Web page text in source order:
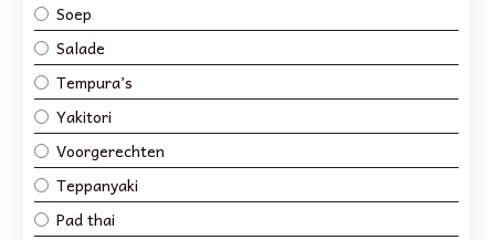
Soep
Salade
Tempura’s
Yakitori
Voorgerechten
Teppanyaki
Pad thai